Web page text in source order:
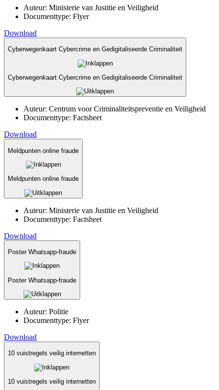
Auteur: Ministerie van Justitie en Veiligheid
Documenttype: Flyer
Download
Cyberwegenkaart Cybercrime en Gedigitaliseerde Criminaliteit
Cyberwegenkaart Cybercrime en Gedigitaliseerde Criminaliteit
Auteur: Centrum voor Criminaliteitspreventie en Veiligheid
Documenttype: Factsheet
Download
Meldpunten online fraude
Meldpunten online fraude
Auteur: Ministerie van Justitie en Veiligheid
Documenttype: Factsheet
Download
Poster Whatsapp-fraude
Poster Whatsapp-fraude
Auteur: Politie
Documenttype: Flyer
Download
10 vuistregels veilig internetten
10 vuistregels veilig internetten